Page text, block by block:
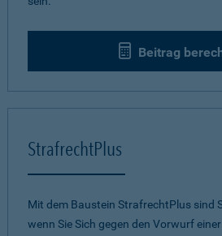
Beitrag
StrafrechtPlus
Mit dem Baustein StrafrechtPlus sind
wenn Sie Sich gegen den Vorwurf